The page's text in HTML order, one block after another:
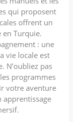
qui proposent
offrent un
Turquie.
: une
vie locale est
N’oubliez pas
programmes
votre aventure
apprentissage